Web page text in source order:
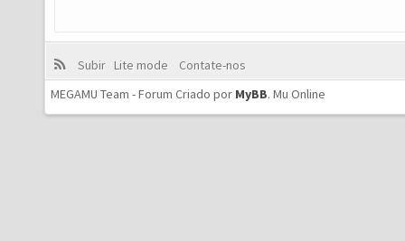
Subir Lite mode
Contate-nos
MEGAMU Team - Forum Criado por MyBB. Mu Online